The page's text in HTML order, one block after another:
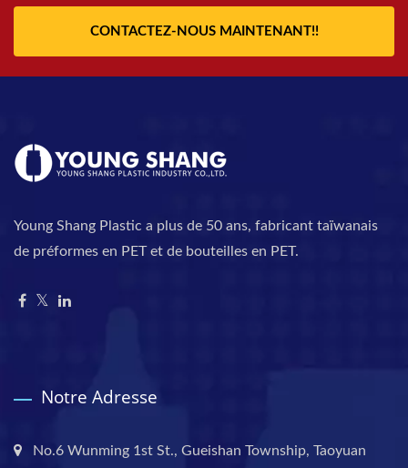
CONTACTEZ-NOUS MAINTENANT!!
Young Shang Plastic a plus de 50 ans, fabricant taïwanais
de préformes en PET et de bouteilles en PET.
Notre Adresse
No.6 Wunming 1st St., Gueishan Township, Taoyuan